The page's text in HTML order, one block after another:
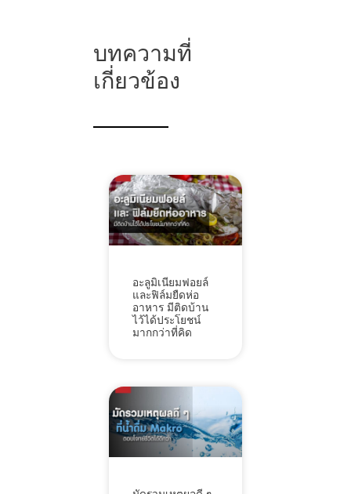
บทความที่
เกี่ยวข้อง
อะลูมิเนียมฟอยล์
และฟิล์มยืดห่อ
อาหาร มีติดบ้าน
ไว้ได้ประโยชน์
มากกว่าที่คิด